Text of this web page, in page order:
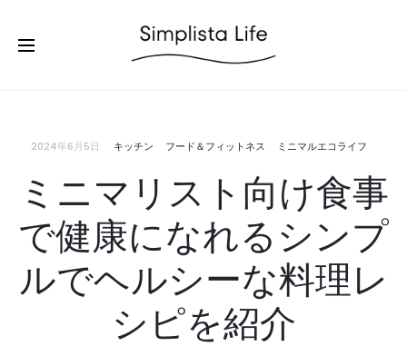
2024年6月5日 キッチン フード＆フィットネス ミニマルエコライフ
ミニマリスト向け食事
で健康になれるシンプ
ルでヘルシーな料理レ
シピを紹介